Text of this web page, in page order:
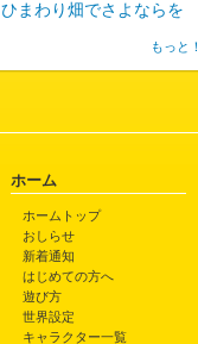
ひまわり畑でさよならを
もっと！
ホーム
ホームトップ
おしらせ
新着通知
はじめての方へ
遊び方
世界設定
キャラクター一覧